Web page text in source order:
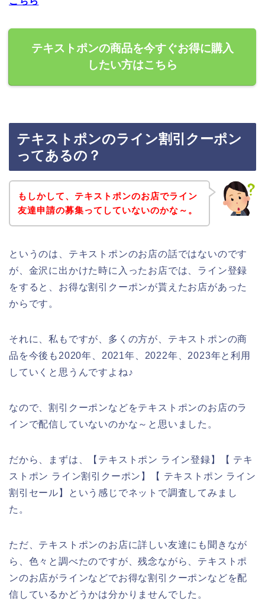
テキストポンの商品を今すぐお得に購入
したい方はこちら
テキストポンのライン割引クーポン
ってあるの？
もしかして、テキストポンのお店でライン
友達申請の募集ってしていないのかな～。
というのは、テキストポンのお店の話ではないのです
が、金沢に出かけた時に入ったお店では、ライン登録
をすると、お得な割引クーポンが貰えたお店があった
からです。
それに、私もですが、多くの方が、テキストポンの商
品を今後も2020年、2021年、2022年、2023年と利用
していくと思うんですよね♪
なので、割引クーポンなどをテキストポンのお店のラ
インで配信していないのかな～と思いました。
だから、まずは、【テキストポン ライン登録】【 テキ
ストポン ライン割引クーポン】【 テキストポン ライン
割引セール】という感じでネットで調査してみまし
た。
ただ、テキストポンのお店に詳しい友達にも聞きなが
ら、色々と調べたのですが、残念ながら、テキストポ
ンのお店がラインなどでお得な割引クーポンなどを配
信しているかどうかは分かりませんでした。